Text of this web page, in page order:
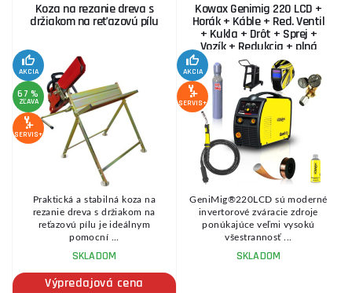
Koza na rezanie dreva s
držiakom na reťazovú pílu
AKCIA
67 %
ZĽAVA
SERVIS+
Praktická a stabilná koza na
rezanie dreva s držiakom na
reťazovú pílu je ideálnym
pomocní ...
SKLADOM
Výpredajová cena
Kowax Genimig 220 LCD +
Horák + Káble + Red. Ventil
+ Kukla + Drôt + Sprej +
Vozík + Redukcia + plná
Fľaša Co2
AKCIA
SERVIS+
GeniMig®220LCD sú moderné
invertorové zváracie zdroje
ponúkajúce veľmi vysokú
všestrannosť ...
SKLADOM